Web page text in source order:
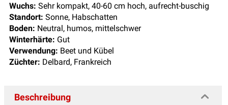
Wuchs: Sehr kompakt, 40-60 cm hoch, aufrecht-buschig
Standort: Sonne, Habschatten
Boden: Neutral, humos, mittelschwer
Winterhärte: Gut
Verwendung: Beet und Kübel
Züchter: Delbard, Frankreich
Beschreibung